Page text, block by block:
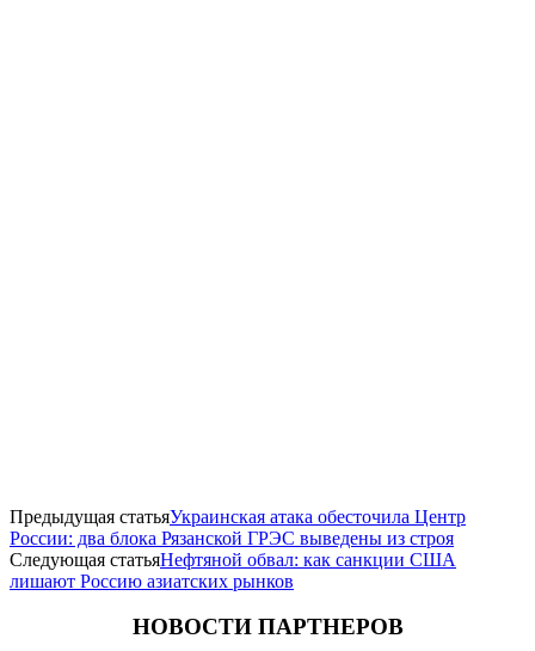
Предыдущая статьяУкраинская атака обесточила Центр
России: два блока Рязанской ГРЭС выведены из строя
Следующая статьяНефтяной обвал: как санкции США
лишают Россию азиатских рынков
НОВОСТИ ПАРТНЕРОВ